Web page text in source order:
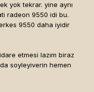
yok tekrar. yine aynı
radeon 9550 idi bu.
9550 daha iyidir
etmesi lazım biraz
soyleyiverin hemen